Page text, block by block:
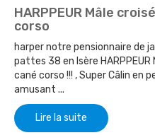
HARPPEUR Mâle
corso
harper notre pensionnaire de
pattes 38 en Isère
cané corso !!! , Super Câlin en
amusant ...
Lire la suite